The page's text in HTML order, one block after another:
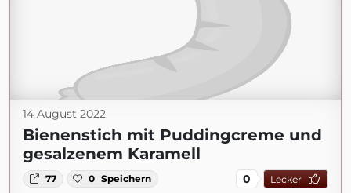
14 August 2022
Bienenstich mit Puddingcreme und
gesalzenem Karamell
77 0 Speichern 0 Lecker